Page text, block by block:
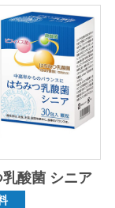
酸菌 シニア